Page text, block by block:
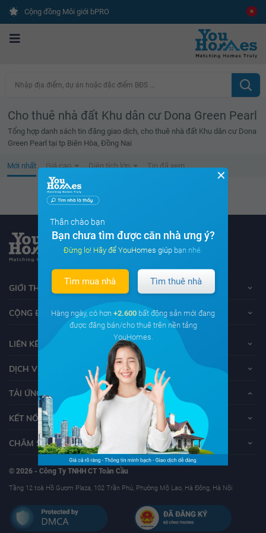
Cộng đồng Môi giới bPRO
Nhập địa điểm, dự án hoặc đặc điểm BĐS ...
Cho thuê nhà đất Khu dân cư Dona Green Pearl
Tổng hợp danh sách tin đăng giao dịch, cho thuê nhà đất Khu dân cư Dona
Green Pearl tại tp Biên Hòa, Đồng Nai
Mới nhất Giá cao Diện tích lớn Tin đã xem
Không tìm thấy tin bất động sản nào
GIỚI THIỆU VỀ YOUHOMES
CỘNG ĐỒNG YOUHOMERS
LIÊN KẾT
DỊCH VỤ KHÁCH HÀNG
TẢI ỨNG DỤNG YOUHOMES
KẾT NỐI VỚI YOUHOMES
CHĂM SÓC KHÁCH HÀNG
© 2026 - Công Ty TNHH CT Toàn Cầu
Tầng 12 toà Hồ Gươm Plaza, 102 Trần Phú, Phường Mộ Lao, Hà Đông, Hà Nội
✕
Thân chào bạn
Bạn chưa tìm được căn nhà ưng ý?
Đừng lo! Hãy để YouHomes giúp bạn nhé.
Tìm mua nhà Tìm thuê nhà
Hàng ngày, có hơn +2.600 bất động sản mới đang
được đăng bán/cho thuê trên nền tảng
YouHomes.